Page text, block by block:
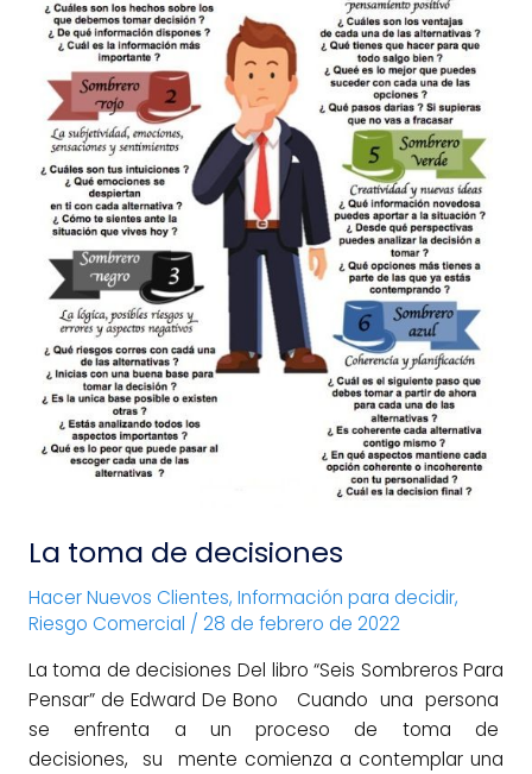
La toma de decisiones
Hacer Nuevos Clientes, Información para decidir,
Riesgo Comercial / 28 de febrero de 2022
La toma de decisiones Del libro “Seis Sombreros Para
Pensar” de Edward De Bono Cuando una persona
se enfrenta a un proceso de toma de
decisiones, su mente comienza a contemplar una